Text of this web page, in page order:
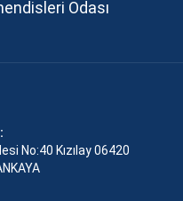
Odası
No:40 Kızılay 06420